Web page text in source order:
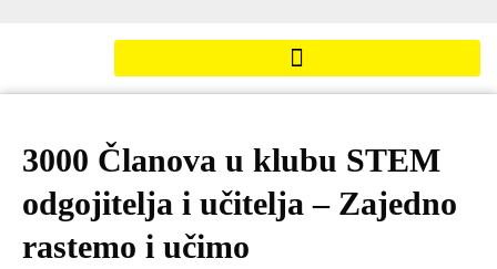
3000 Članova u klubu STEM
odgojitelja i učitelja – Zajedno
rastemo i učimo